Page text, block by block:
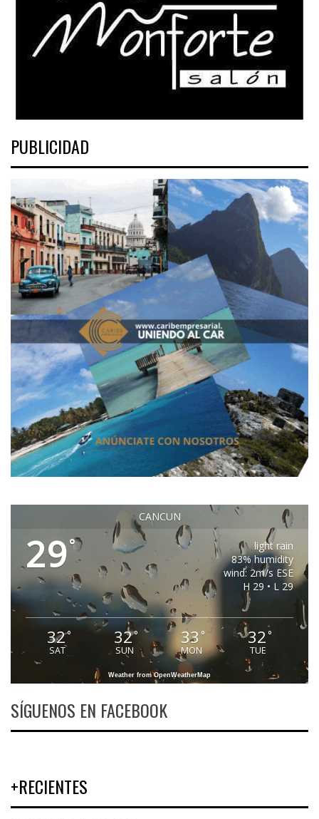
PUBLICIDAD
CANCUN
29°
light rain
83% humidity
wind: 2m/s ESE
H 29 • L 29
32°
SAT
32°
SUN
33 °
MON
32°
TUE
Weather from OpenWeatherMap
SÍGUENOS EN FACEBOOK
+RECIENTES